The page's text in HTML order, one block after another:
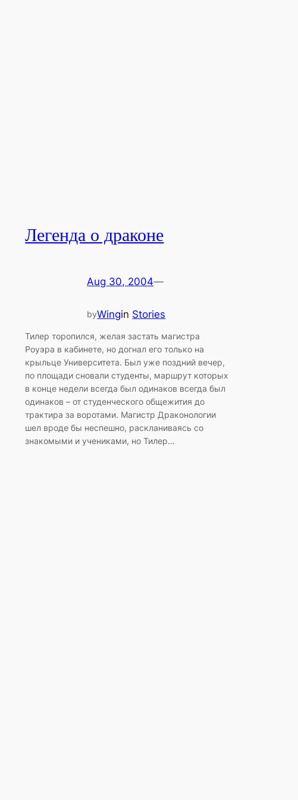
Легенда о драконе
Aug 30, 2004—
byWingin Stories
Тилер торопился, желая застать магистра
Роуэра в кабинете, но догнал его только на
крыльце Университета. Был уже поздний вечер,
по площади сновали студенты, маршрут которых
в конце недели всегда был одинаков всегда был
одинаков – от студенческого общежития до
трактира за воротами. Магистр Драконологии
шел вроде бы неспешно, раскланиваясь со
знакомыми и учениками, но Тилер…